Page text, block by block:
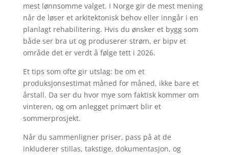
mest lønnsomme valget. I Norge gir de mest mening
når de løser et arkitektonisk behov eller inngår i en
planlagt rehabilitering. Hvis du ønsker et bygg som
både ser bra ut og produserer strøm, er bipv et
område det er verdt å følge tett i 2026.
Et tips som ofte gir utslag: be om et
produksjonsestimat måned for måned, ikke bare et
årstall. Da ser du hvor mye som faktisk kommer om
vinteren, og om anlegget primært blir et
sommerprosjekt.
Når du sammenligner priser, pass på at de
inkluderer stillas, takstige, dokumentasjon, og